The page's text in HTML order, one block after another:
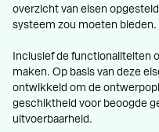
overzicht van eisen
systeem zou moeten bieden.
Inclusief de functionaliteiten
maken. Op basis van deze
ontwikkeld om de
geschiktheid voor beoogde
uitvoerbaarheid.